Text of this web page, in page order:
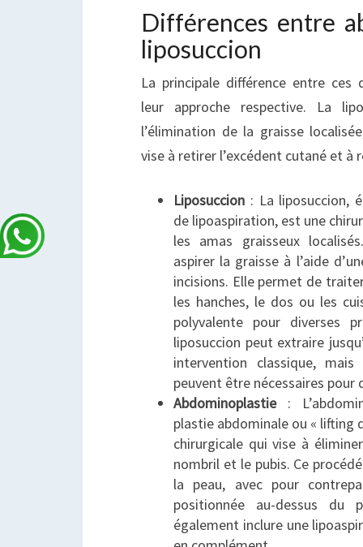
Différences entre
liposuccion
La principale différence entre ces
leur approche respective. La
l’élimination de la graisse
vise à retirer l’excédent cutané et à
Liposuccion : La liposuccion,
de lipoaspiration, est une
les amas graisseux
aspirer la graisse à l’aide
incisions. Elle permet de
les hanches, le dos ou les
polyvalente pour diverses
liposuccion peut extraire
intervention classique, mais
peuvent être nécessaires
Abdominoplastie:
plastie abdominale ou « lifting
chirurgicale qui vise à
nombril et le pubis. Ce
la peau, avec pour
positionnée au-dessus du
également inclure une